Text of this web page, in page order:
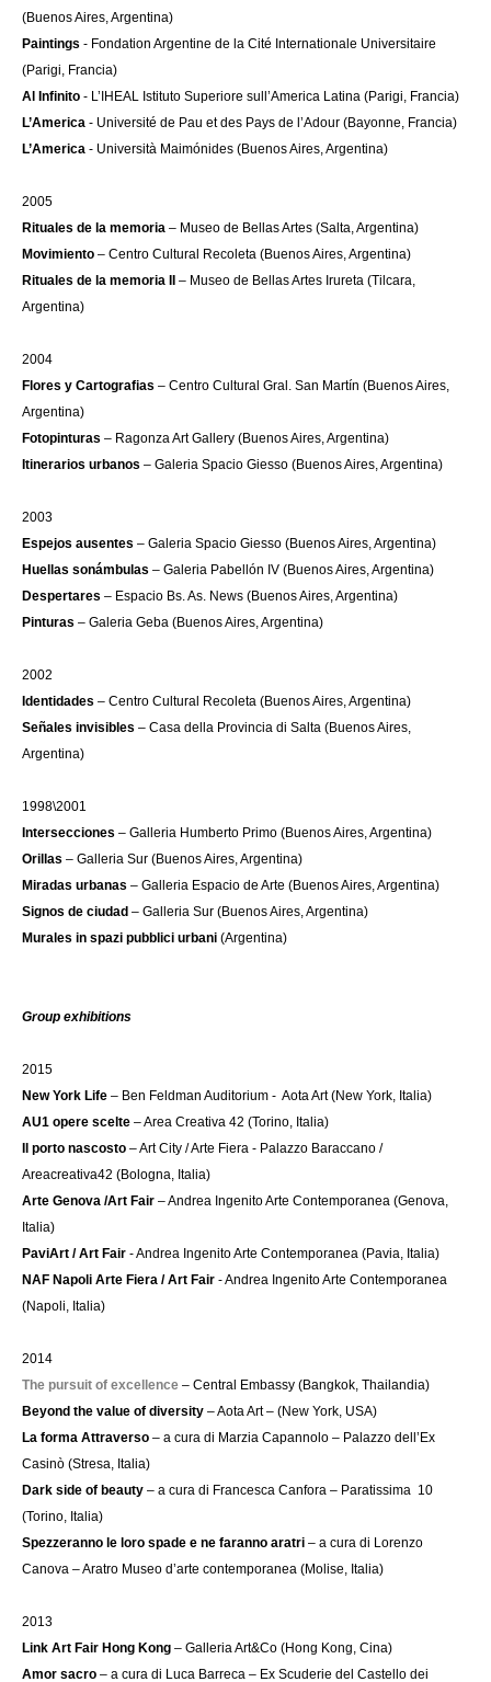
(Buenos Aires, Argentina)
Paintings - Fondation Argentine de la Cité Internationale Universitaire
(Parigi, Francia)
Al Infinito - L’IHEAL Istituto Superiore sull’America Latina (Parigi, Francia)
L’America - Université de Pau et des Pays de l’Adour (Bayonne, Francia)
L’America - Università Maimónides (Buenos Aires, Argentina)
2005
Rituales de la memoria – Museo de Bellas Artes (Salta, Argentina)
Movimiento – Centro Cultural Recoleta (Buenos Aires, Argentina)
Rituales de la memoria II – Museo de Bellas Artes Irureta (Tilcara,
Argentina)
2004
Flores y Cartografias – Centro Cultural Gral. San Martín (Buenos Aires,
Argentina)
Fotopinturas – Ragonza Art Gallery (Buenos Aires, Argentina)
Itinerarios urbanos – Galeria Spacio Giesso (Buenos Aires, Argentina)
2003
Espejos ausentes – Galeria Spacio Giesso (Buenos Aires, Argentina)
Huellas sonámbulas – Galeria Pabellón IV (Buenos Aires, Argentina)
Despertares – Espacio Bs. As. News (Buenos Aires, Argentina)
Pinturas – Galeria Geba (Buenos Aires, Argentina)
2002
Identidades – Centro Cultural Recoleta (Buenos Aires, Argentina)
Señales invisibles – Casa della Provincia di Salta (Buenos Aires,
Argentina)
1998\2001
Intersecciones – Galleria Humberto Primo (Buenos Aires, Argentina)
Orillas – Galleria Sur (Buenos Aires, Argentina)
Miradas urbanas – Galleria Espacio de Arte (Buenos Aires, Argentina)
Signos de ciudad – Galleria Sur (Buenos Aires, Argentina)
Murales in spazi pubblici urbani (Argentina)
Group exhibitions
2015
New York Life – Ben Feldman Auditorium - Aota Art (New York, Italia)
AU1 opere scelte – Area Creativa 42 (Torino, Italia)
Il porto nascosto – Art City / Arte Fiera - Palazzo Baraccano /
Areacreativa42 (Bologna, Italia)
Arte Genova /Art Fair – Andrea Ingenito Arte Contemporanea (Genova,
Italia)
PaviArt / Art Fair - Andrea Ingenito Arte Contemporanea (Pavia, Italia)
NAF Napoli Arte Fiera / Art Fair - Andrea Ingenito Arte Contemporanea
(Napoli, Italia)
2014
The pursuit of excellence – Central Embassy (Bangkok, Thailandia)
Beyond the value of diversity – Aota Art – (New York, USA)
La forma Attraverso – a cura di Marzia Capannolo – Palazzo dell’Ex
Casinò (Stresa, Italia)
Dark side of beauty – a cura di Francesca Canfora – Paratissima 10
(Torino, Italia)
Spezzeranno le loro spade e ne faranno aratri – a cura di Lorenzo
Canova – Aratro Museo d’arte contemporanea (Molise, Italia)
2013
Link Art Fair Hong Kong – Galleria Art&Co (Hong Kong, Cina)
Amor sacro – a cura di Luca Barreca – Ex Scuderie del Castello dei